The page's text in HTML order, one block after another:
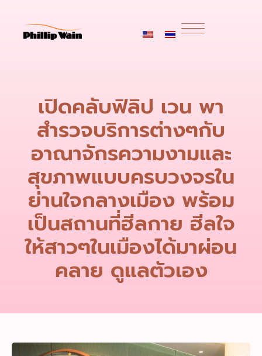
เปิดคลับฟิลิป เวน พา
สำรวจบริการต่างๆกับ
อาณาจักรความงามและ
สุขภาพแบบครบวงจรใน
ย่านใจกลางเมือง พร้อม
เป็นสถานที่ฮีลกาย ฮีลใจ
ให้สาวๆในเมืองได้มาผ่อน
คลาย ดูแลตัวเอง